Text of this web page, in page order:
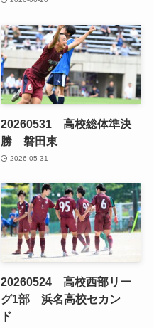
20260531 高校総体準決
勝 磐田東
2026-05-31
20260524 高校西部リー
グ1部 浜名高校セカン
ド